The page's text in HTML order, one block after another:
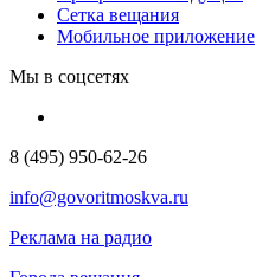
Сетка вещания
Мобильное приложение
Мы в соцсетях
8 (495) 950-62-26
info@govoritmoskva.ru
Реклама на радио